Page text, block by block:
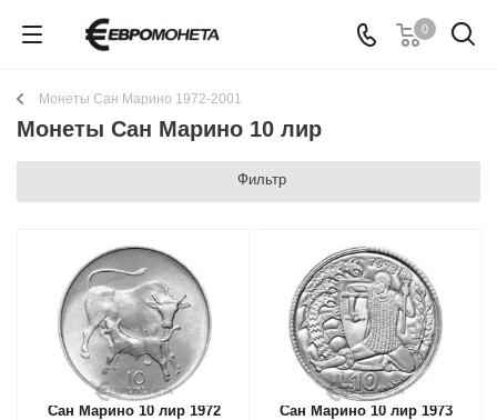
0
Монеты Сан Марино 1972-2001
Монеты Сан Марино 10 лир
Фильтр
Сан Марино 10 лир 1972 Сан Марино 10 лир 1973